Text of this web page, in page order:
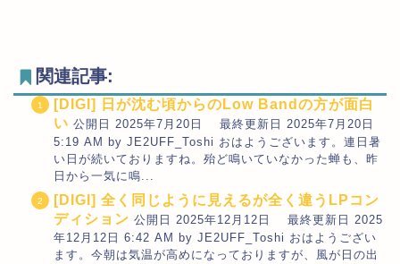
関連記事:
[DIGI] 日が沈む頃からのLow Bandの方が面白
い 公開日 2025年7月20日 最終更新日 2025年7月20日
5:19 AM by JE2UFF_Toshi おはようございます。連日暑
い日が続いておりますね。殆ど鳴いていなかった蝉も、昨
日から一気に鳴...
[DIGI] 全く同じように見えるが全く違うLPコン
ディション 公開日 2025年12月12日 最終更新日 2025
年12月12日 6:42 AM by JE2UFF_Toshi おはようござい
ます。今朝は気温が高めになっておりますが、風が日の出